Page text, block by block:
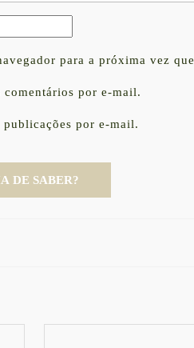
para a próxima vez
por e-mail.
por e-mail.